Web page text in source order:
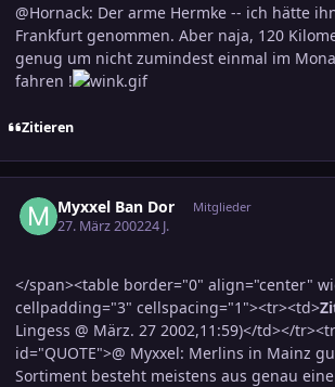
@Hornack: Der arme Hermke -- ich hätte
Frankfurt genommen. Aber naja, 120
genug um nicht zumindest einmal im
fahren !
Zitieren
Myxxel Ban Dor Mitglieder
27. März 200224 J.
</span><table border="0" align="center"
cellpadding="3" cellspacing="1"><tr><td>
Lingess @ März. 27 2002,11:59)</td></
id="QUOTE">@ Myxxel: Merlins in Mainz
Sortiment besteht meistens aus genau